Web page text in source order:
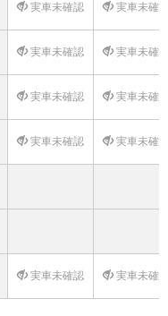
実車未確認 実車未確
実車未確認 実車未確
実車未確認 実車未確
実車未確認 実車未確
実車未確認 実車未確